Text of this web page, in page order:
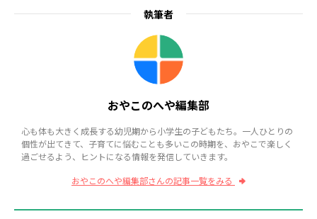
執筆者
おやこのへや編集部
心も体も大きく成長する幼児期から小学生の子どもたち。一人ひとりの
個性が出てきて、子育てに悩むことも多いこの時期を、おやこで楽しく
過ごせるよう、ヒントになる情報を発信していきます。
おやこのへや編集部さんの記事一覧をみる